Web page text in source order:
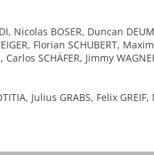
Nicolas BOSER, Duncan
Florian SCHUBERT,
Carlos SCHÄFER, Jimmy
Julius GRABS, Felix